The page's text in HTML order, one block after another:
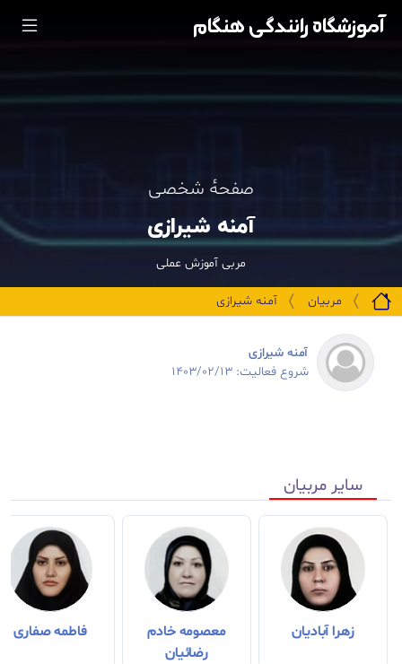
آموزشگاه رانندگی هنگام
صفحهٔ شخصی
آمنه شیرازی
مربی آموزش عملی
مربیان آمنه شیرازی
آمنه شیرازی
شروع فعالیت: ۱۴۰۳/۰۲/۱۳
سایر مربیان
زهرا آبادیان
معصومه خادم
رضائیان
فاطمه صفاری